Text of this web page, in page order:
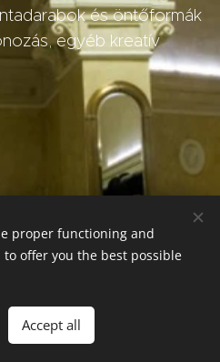
és öntőformák
egyéb kreatív
943 0455
proper functioning and
offer you the best possible
Accept all